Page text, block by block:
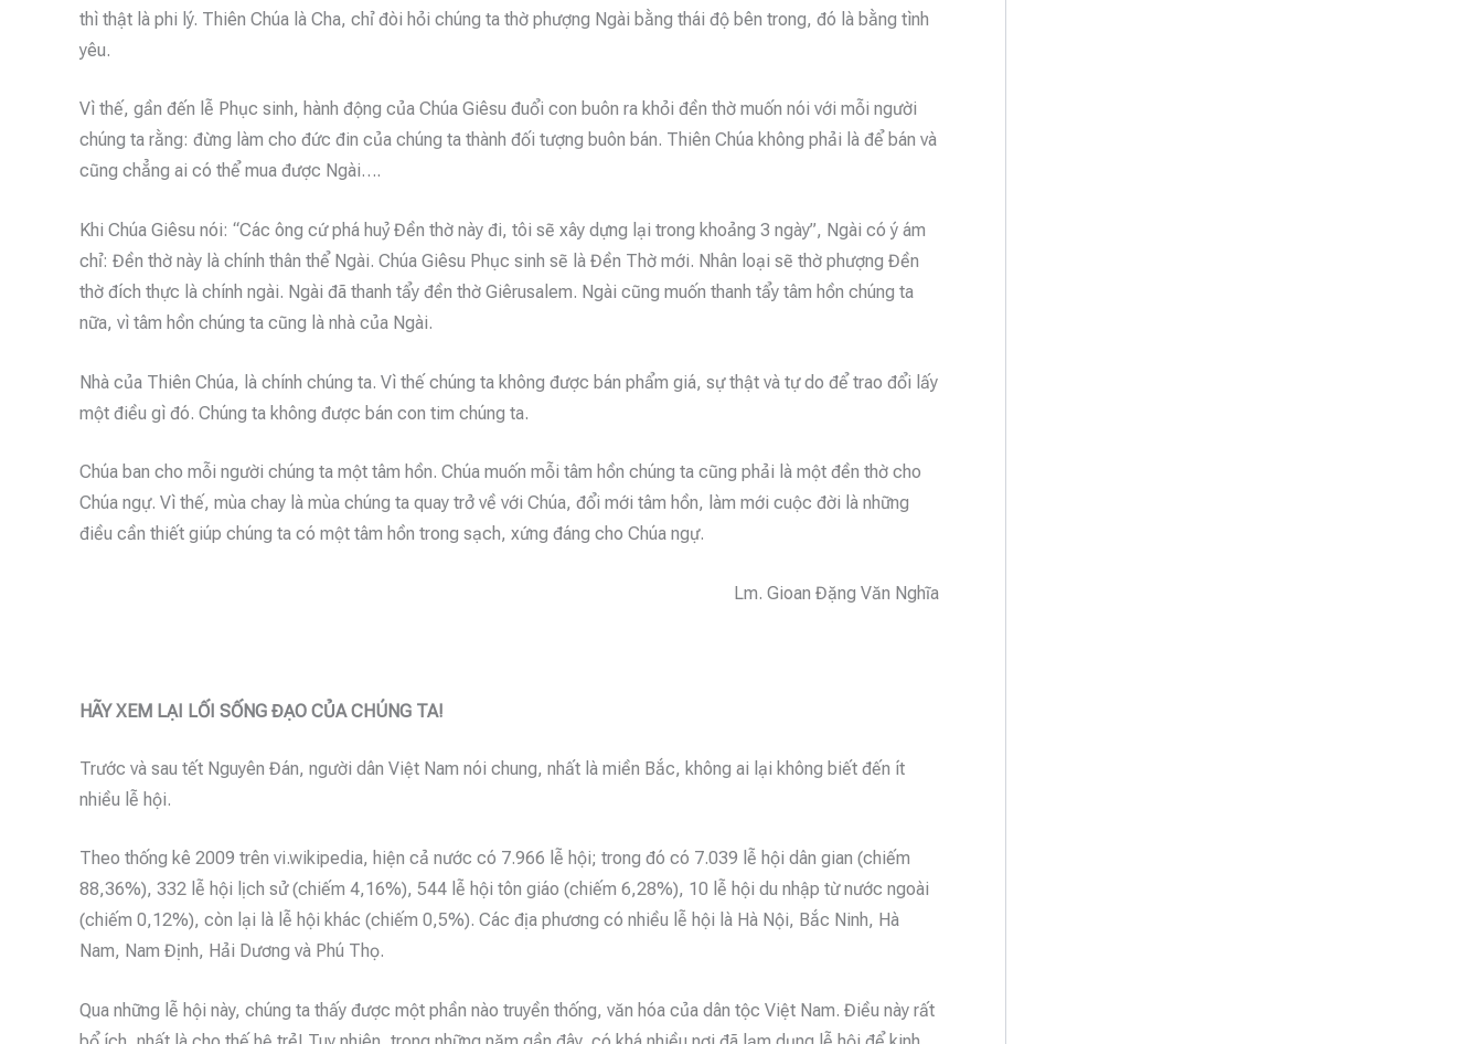
thì thật là phi lý. Thiên Chúa là Cha, chỉ đòi hỏi chúng ta thờ phượng Ngài bằng thái độ bên trong, đó là bằng tình
yêu.
Vì thế, gần đến lễ Phục sinh, hành động của Chúa Giêsu đuổi con buôn ra khỏi đền thờ muốn nói với mỗi người
chúng ta rằng: đừng làm cho đức đin của chúng ta thành đối tượng buôn bán. Thiên Chúa không phải là để bán và
cũng chẳng ai có thể mua được Ngài….
Khi Chúa Giêsu nói: “Các ông cứ phá huỷ Đền thờ này đi, tôi sẽ xây dựng lại trong khoảng 3 ngày”, Ngài có ý ám
chỉ: Đền thờ này là chính thân thể Ngài. Chúa Giêsu Phục sinh sẽ là Đền Thờ mới. Nhân loại sẽ thờ phượng Đền
thờ đích thực là chính ngài. Ngài đã thanh tẩy đền thờ Giêrusalem. Ngài cũng muốn thanh tẩy tâm hồn chúng ta
nữa, vì tâm hồn chúng ta cũng là nhà của Ngài.
Nhà của Thiên Chúa, là chính chúng ta. Vì thế chúng ta không được bán phẩm giá, sự thật và tự do để trao đổi lấy
một điều gì đó. Chúng ta không được bán con tim chúng ta.
Chúa ban cho mỗi người chúng ta một tâm hồn. Chúa muốn mỗi tâm hồn chúng ta cũng phải là một đền thờ cho
Chúa ngự. Vì thế, mùa chay là mùa chúng ta quay trở về với Chúa, đổi mới tâm hồn, làm mới cuộc đời là những
điều cần thiết giúp chúng ta có một tâm hồn trong sạch, xứng đáng cho Chúa ngự.
Lm. Gioan Đặng Văn Nghĩa
HÃY XEM LẠI LỐI SỐNG ĐẠO CỦA CHÚNG TA!
Trước và sau tết Nguyên Đán, người dân Việt Nam nói chung, nhất là miền Bắc, không ai lại không biết đến ít
nhiều lễ hội.
Theo thống kê 2009 trên vi.wikipedia, hiện cả nước có 7.966 lễ hội; trong đó có 7.039 lễ hội dân gian (chiếm
88,36%), 332 lễ hội lịch sử (chiếm 4,16%), 544 lễ hội tôn giáo (chiếm 6,28%), 10 lễ hội du nhập từ nước ngoài
(chiếm 0,12%), còn lại là lễ hội khác (chiếm 0,5%). Các địa phương có nhiều lễ hội là Hà Nội, Bắc Ninh, Hà
Nam, Nam Định, Hải Dương và Phú Thọ.
Qua những lễ hội này, chúng ta thấy được một phần nào truyền thống, văn hóa của dân tộc Việt Nam. Điều này rất